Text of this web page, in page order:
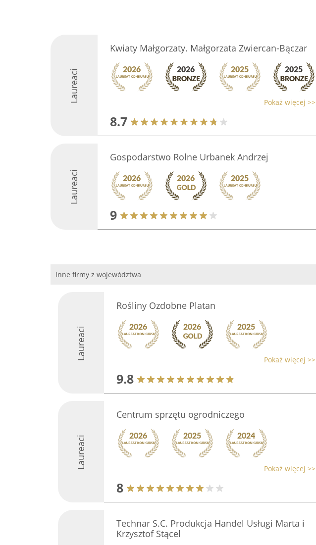
Laureaci
Kwiaty Małgorzaty. Małgorzata Zwiercan-Bączar
Pokaż więcej >>
8.7
Laureaci
Gospodarstwo Rolne Urbanek Andrzej
9
Inne firmy z województwa
Laureaci
Rośliny Ozdobne Platan
Pokaż więcej >>
9.8
Laureaci
Centrum sprzętu ogrodniczego
Pokaż więcej >>
8
Technar S.C. Produkcja Handel Usługi Marta i
Krzysztof Stącel